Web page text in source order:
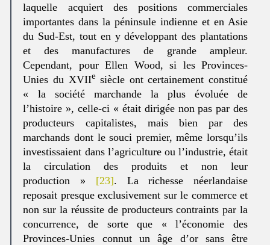
laquelle acquiert des positions commerciales
importantes dans la péninsule indienne et en Asie
du Sud-Est, tout en y développant des plantations
et des manufactures de grande ampleur.
Cependant, pour Ellen Wood, si les Provinces-
Unies du XVIIe siècle ont certainement constitué
« la société marchande la plus évoluée de
l’histoire », celle-ci « était dirigée non pas par des
producteurs capitalistes, mais bien par des
marchands dont le souci premier, même lorsqu’ils
investissaient dans l’agriculture ou l’industrie, était
la circulation des produits et non leur
production » [23]. La richesse néerlandaise
reposait presque exclusivement sur le commerce et
non sur la réussite de producteurs contraints par la
concurrence, de sorte que « l’économie des
Provinces-Unies connut un âge d’or sans être